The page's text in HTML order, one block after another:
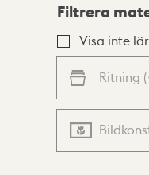
Lista
Filtrera
Visa inte
Ritning (